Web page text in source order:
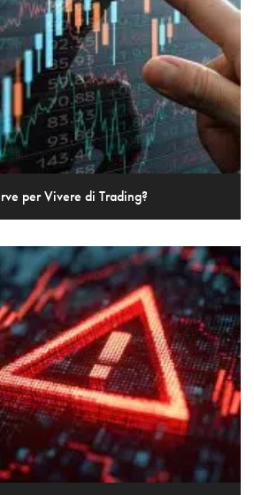
per Vivere di Trading?